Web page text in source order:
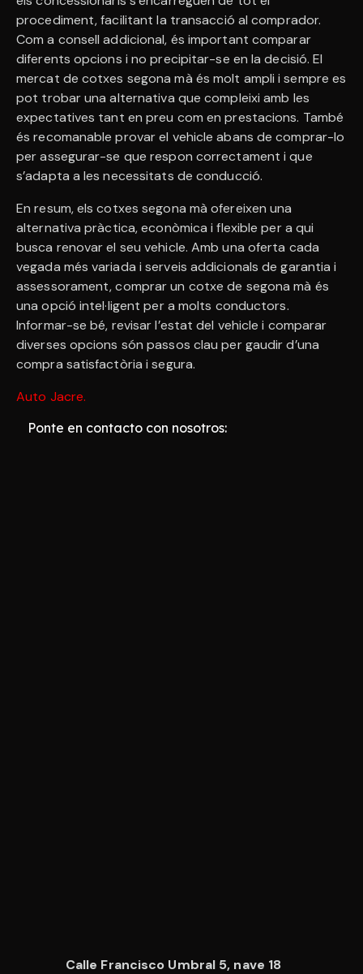
procediment, facilitant la transacció al comprador.
Com a consell addicional, és important comparar
diferents opcions i no precipitar-se en la decisió. El
mercat de cotxes segona mà és molt ampli i sempre es
pot trobar una alternativa que compleixi amb les
expectatives tant en preu com en prestacions. També
és recomanable provar el vehicle abans de comprar-lo
per assegurar-se que respon correctament i que
s’adapta a les necessitats de conducció.
En resum, els cotxes segona mà ofereixen una
alternativa pràctica, econòmica i flexible per a qui
busca renovar el seu vehicle. Amb una oferta cada
vegada més variada i serveis addicionals de garantia i
assessorament, comprar un cotxe de segona mà és
una opció intel·ligent per a molts conductors.
Informar-se bé, revisar l’estat del vehicle i comparar
diverses opcions són passos clau per gaudir d’una
compra satisfactòria i segura.
Auto Jacre.
Calle Francisco Umbral 5, nave 18
Ponte en contacto con nosotros: